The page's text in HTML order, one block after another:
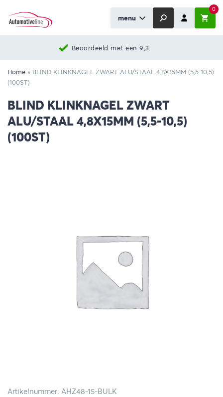
menu
0
Beoordeeld met een 9,3
Home » BLIND KLINKNAGEL ZWART ALU/STAAL 4,8X15MM (5,5-10,5)
(100ST)
BLIND KLINKNAGEL ZWART
ALU/STAAL 4,8X15MM (5,5-10,5)
(100ST)
Artikelnummer: AHZ48-15-BULK